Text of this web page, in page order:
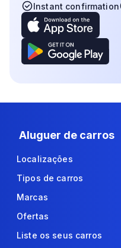
Instant confirmation
Aluguer de carros
Localizações
Tipos de carros
Marcas
Ofertas
Liste os seus carros